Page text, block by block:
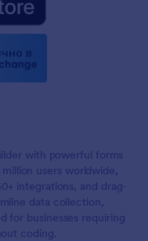
with powerful forms
users worldwide,
integrations, and drag-
data collection,
for businesses requiring
coding.